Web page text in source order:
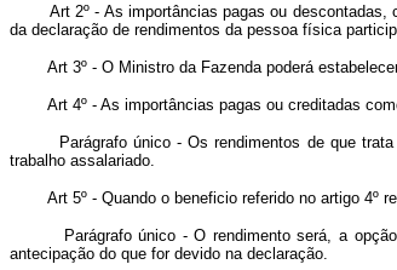
Art 2º - As importâncias pagas ou
da declaração de rendimentos da pessoa
Art 3º - O Ministro da Fazenda poderá
Art 4º - As importâncias pagas ou creditadas
Parágrafo único - Os rendimentos de que trata
trabalho assalariado.
Art 5º - Quando o beneficio referido no
Parágrafo único - O rendimento será, a opção
antecipação do que for devido na declaração.